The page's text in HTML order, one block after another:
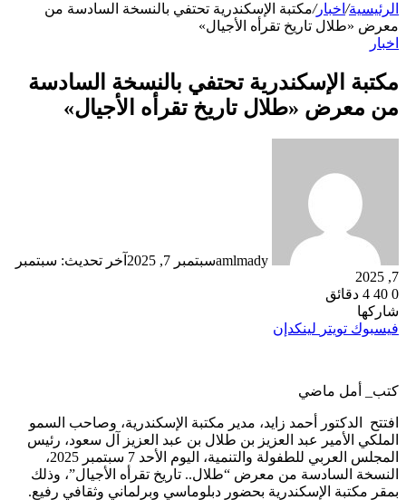
الرئيسية/ اخبار/مكتبة الإسكندرية تحتفي بالنسخة السادسة من
معرض «طلال تاريخ تقرأه الأجيال»
اخبار
مكتبة الإسكندرية تحتفي بالنسخة السادسة
من معرض «طلال تاريخ تقرأه الأجيال»
amlmadyسبتمبر 7, 2025
آخر تحديث: سبتمبر
7, 2025
0
4 دقائق
شاركها
فيسبوك تويتر لينكدإن
كتب_ أمل ماضي
افتتح الدكتور أحمد زايد، مدير مكتبة الإسكندرية، وصاحب السمو
الملكي الأمير عبد العزيز بن طلال بن عبد العزيز آل سعود، رئيس
المجلس العربي للطفولة والتنمية، اليوم الأحد 7 سبتمبر 2025،
النسخة السادسة من معرض “طلال.. تاريخ تقرأه الأجيال”، وذلك
بمقر مكتبة الإسكندرية بحضور دبلوماسي وبرلماني وثقافي رفيع.